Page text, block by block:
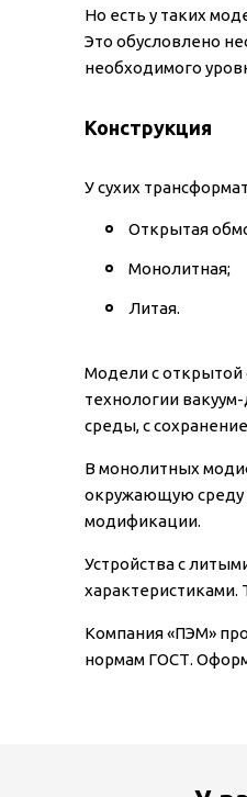
Но есть у таких
Это обусловлено
необходимого
Конструкция
У сухих
Открытая
Монолитная;
Литая.
Модели с открытой
технологии
среды, с
В монолитных
окружающую среду
модификации.
Устройства с
характеристиками.
Компания «ПЭМ»
нормам ГОСТ.